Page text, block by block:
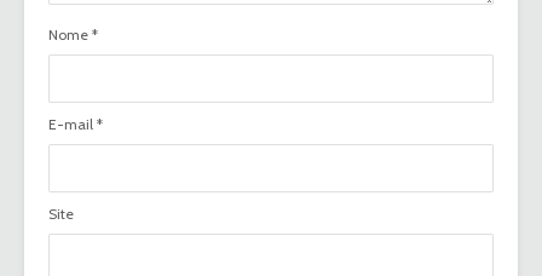
Nome *
E-mail *
Site